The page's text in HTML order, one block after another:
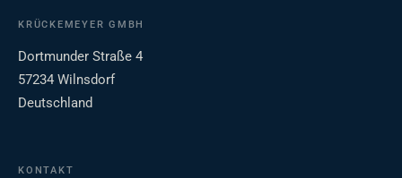
KRÜCKEMEYER GMBH
Dortmunder Straße 4
57234 Wilnsdorf
Deutschland
KONTAKT